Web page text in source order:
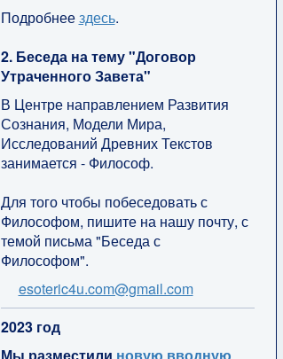
Подробнеездесь.
2. Беседа на тему "Договор
Утраченного Завета"
В Центре направлением Развития
Сознания, Модели Мира,
Исследований Древних Текстов
занимается - Философ.
Для того чтобы побеседовать с
Философом, пишите на нашу почту, с
темой письма "Беседа с
Философом".
esoteric4u.com@gmail.com
2023 год
Мы разместили новую вводную